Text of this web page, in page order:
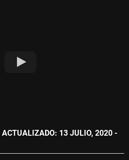
| ACTUALIZADO: 13 JULIO, 2020 -